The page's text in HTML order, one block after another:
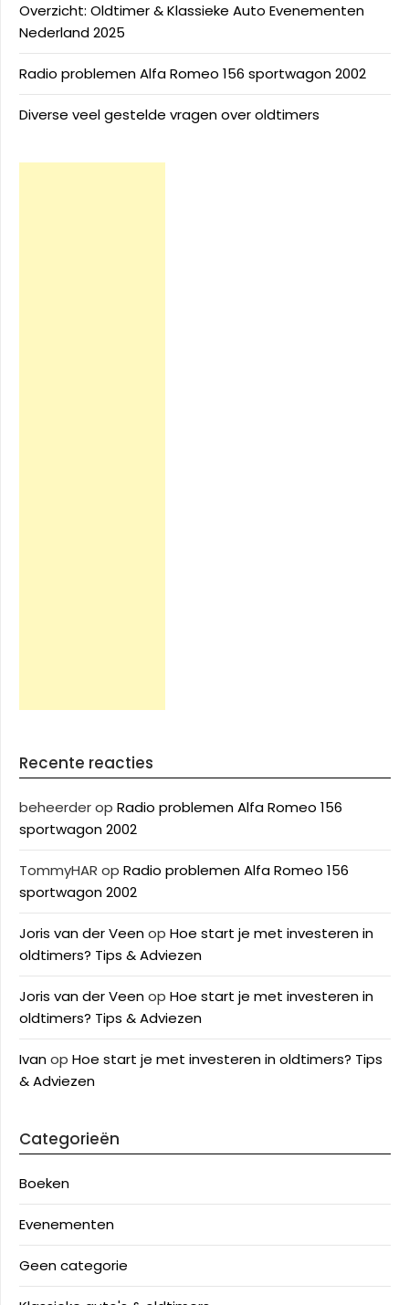
Overzicht: Oldtimer & Klassieke Auto Evenementen
Nederland 2025
Radio problemen Alfa Romeo 156 sportwagon 2002
Diverse veel gestelde vragen over oldtimers
Recente reacties
beheerderop Radio problemen Alfa Romeo 156
sportwagon 2002
TommyHAR op Radio problemen Alfa Romeo 156
sportwagon 2002
Joris van der Veenop Hoe start je met investeren in
oldtimers? Tips & Adviezen
Joris van der Veenop Hoe start je met investeren in
oldtimers? Tips & Adviezen
Ivanop Hoe start je met investeren in oldtimers? Tips
& Adviezen
Categorieën
Boeken
Evenementen
Geen categorie